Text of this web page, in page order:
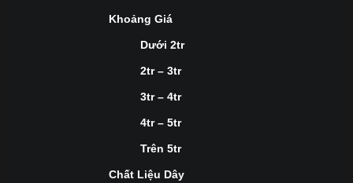
Khoảng Giá
Dưới 2tr
2tr – 3tr
3tr – 4tr
4tr – 5tr
Trên 5tr
Chất Liệu Dây